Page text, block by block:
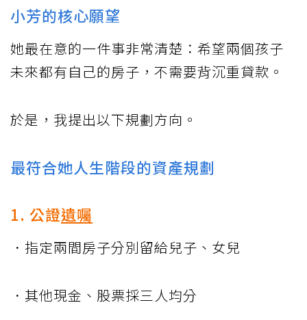
小芳的核心願望
她最在意的一件事非常清楚：希望兩個孩子
未來都有自己的房子，不需要背沉重貸款。
於是，我提出以下規劃方向。
最符合她人生階段的資產規劃
1. 公證遺囑
．指定兩間房子分別留給兒子、女兒
．其他現金、股票採三人均分